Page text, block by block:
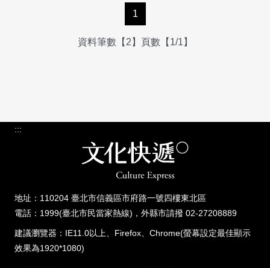
1
資料筆數【2】頁數【1/1】
:::
地址：110204 臺北市信義區市府路一號四樓東北區
電話：1999(臺北市民當家熱線)，外縣市請撥 02-27208889
建議瀏覽器：IE11.0以上、Firefox、Chrome(螢幕設定最佳顯示
效果為1920*1080)